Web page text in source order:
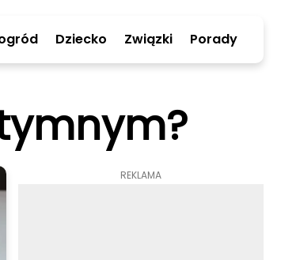
Dziecko Związki Porady
REKLAMA